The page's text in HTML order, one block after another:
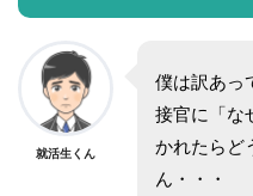
就活生くん
僕は訳あっ
接官に「な
かれたらど
ん・・・